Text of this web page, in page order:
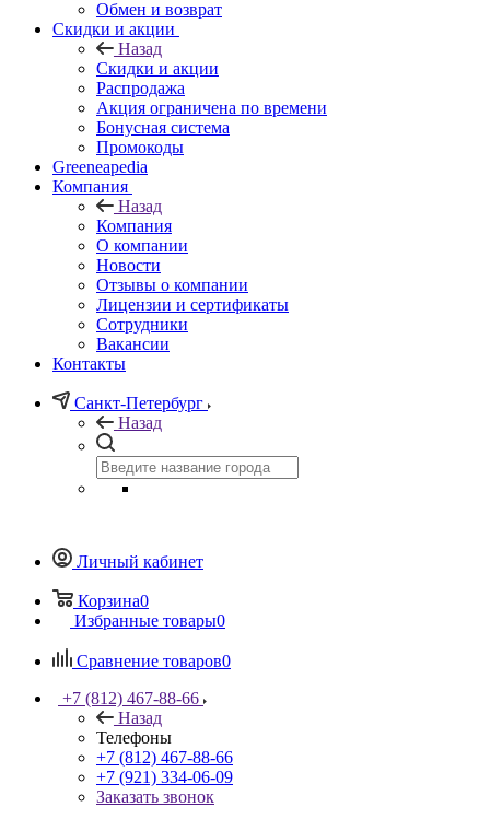
Обмен и возврат
Скидки и акции
Назад
Скидки и акции
Распродажа
Акция ограничена по времени
Бонусная система
Промокоды
Greeneapedia
Компания
Назад
Компания
О компании
Новости
Отзывы о компании
Лицензии и сертификаты
Сотрудники
Вакансии
Контакты
Санкт-Петербург
Назад
Личный кабинет
Корзина0
Избранные товары0
Сравнение товаров0
+7 (812) 467-88-66
Назад
Телефоны
+7 (812) 467-88-66
+7 (921) 334-06-09
Заказать звонок